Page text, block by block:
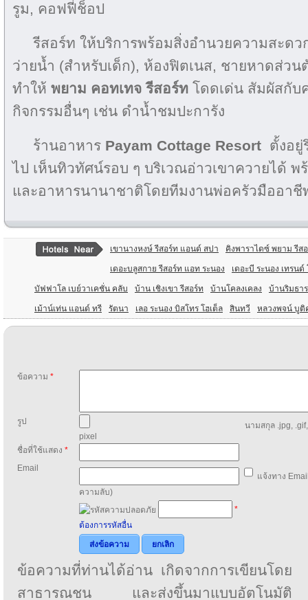
รูม, คอฟฟี่ช็อป
รีสอร์ท ให้บริการพร้อมสิ่งอำนวยความสะด
ว่ายน้ำ (สำหรับเด็ก), ห้องฟิตเนส, ชายหาดส่วน
ทำให้ พยาม คอทเทจ รีสอร์ท โดดเด่น สัมผัสกับ
กิจกรรมอื่นๆ เช่น ดำน้ำชมปะการัง
ร้านอาหาร Payam Cottage Resort ตั้งอยู่
ไป เห็นทิวทัศน์รอบ ๆ บริเวณอ่าวเขาควายได้ พ
และอาหารนานาชาติโดยทีมงานพ่อครัวมืออาชี
เขานางหงษ์ รีสอร์ท แอนด์ สปา คิงพาราไดซ์ พยาม รีส
เดอะบลูสกาย รีสอร์ท แอท ระนอง เดอะบี ระนอง เทรนด์
บัฟฟาโล เบย์วาเคชั่น คลับ บ้าน เชิงเขา รีสอร์ท บ้านโคลงเคลง บ้านริมธาร
เม้าน์เท่น แอนด์ ทรี รัตนา เลอ ระนอง บิสโทร โฮเต็ล สินทวี หลวงพจน์ บูติ
ข้อความ *
รูป
นามสกุล .jpg,
pixel
ชื่อที่ใช้แสดง *
Email
แจ้งทาง
ความลับ)
*
ต้องการรหัสอื่น
ส่งข้อความ
ยกเลิก
ข้อความที่ท่านได้อ่าน เกิดจากการเขียนโดย
สาธารณชน และส่งขึ้นมาแบบอัตโนมัติ